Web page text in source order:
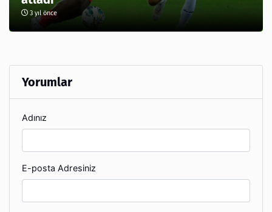
3 yıl önce
Yorumlar
Adınız
E-posta Adresiniz